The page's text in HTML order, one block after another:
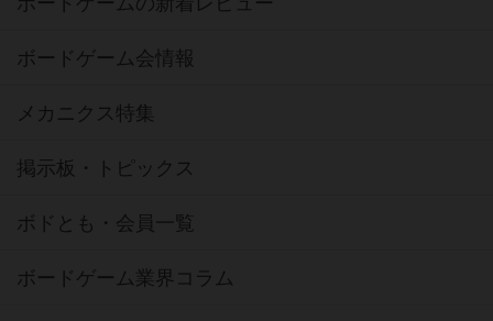
ボードゲーム会情報
メカニクス特集
掲示板・トピックス
ボドとも・会員一覧
ボードゲーム業界コラム